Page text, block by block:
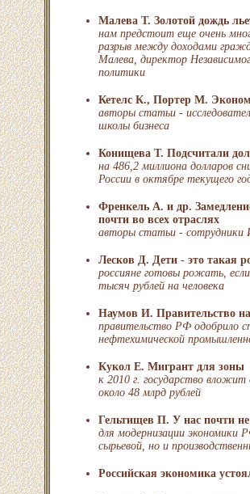
Малева Т. Золотой дождь
нам предстоит еще очень
разрыв между доходами
Малева, директор
политики
Кетелс К., Портер М.
авторы статьи -
школы бизнеса
Конищева Т. Подсчитали
на 486,2 миллиона долларов
России в октябре текущего
Френкель А. и др.
почти во всех отраслях
авторы статьи -
Лесков Д. Дети - это такая
россияне готовы рожать,
тысяч рублей на человека
Наумов И. Правительство
правительство РФ одобрило
нефтехимической
Кукол Е. Мигрант для зоны
к 2010 г. государство вложит
около 48 млрд рублей
Гельтищев П. У нас почти не
для модернизации экономики
сырьевой, но и
Российская экономика